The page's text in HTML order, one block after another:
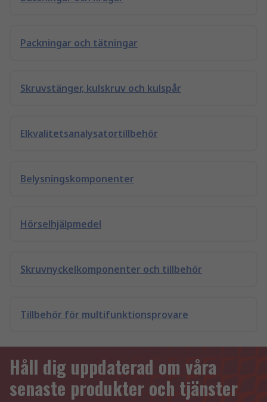
Packningar och tätningar
Skruvstänger, kulskruv och kulspår
Elkvalitetsanalysatortillbehör
Belysningskomponenter
Hörselhjälpmedel
Skruvnyckelkomponenter och tillbehör
Tillbehör för multifunktionsprovare
Håll dig uppdaterad om våra
senaste produkter och tjänster